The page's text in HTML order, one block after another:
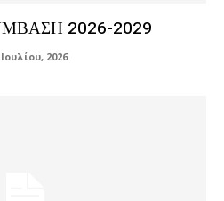
2026-2029
2026